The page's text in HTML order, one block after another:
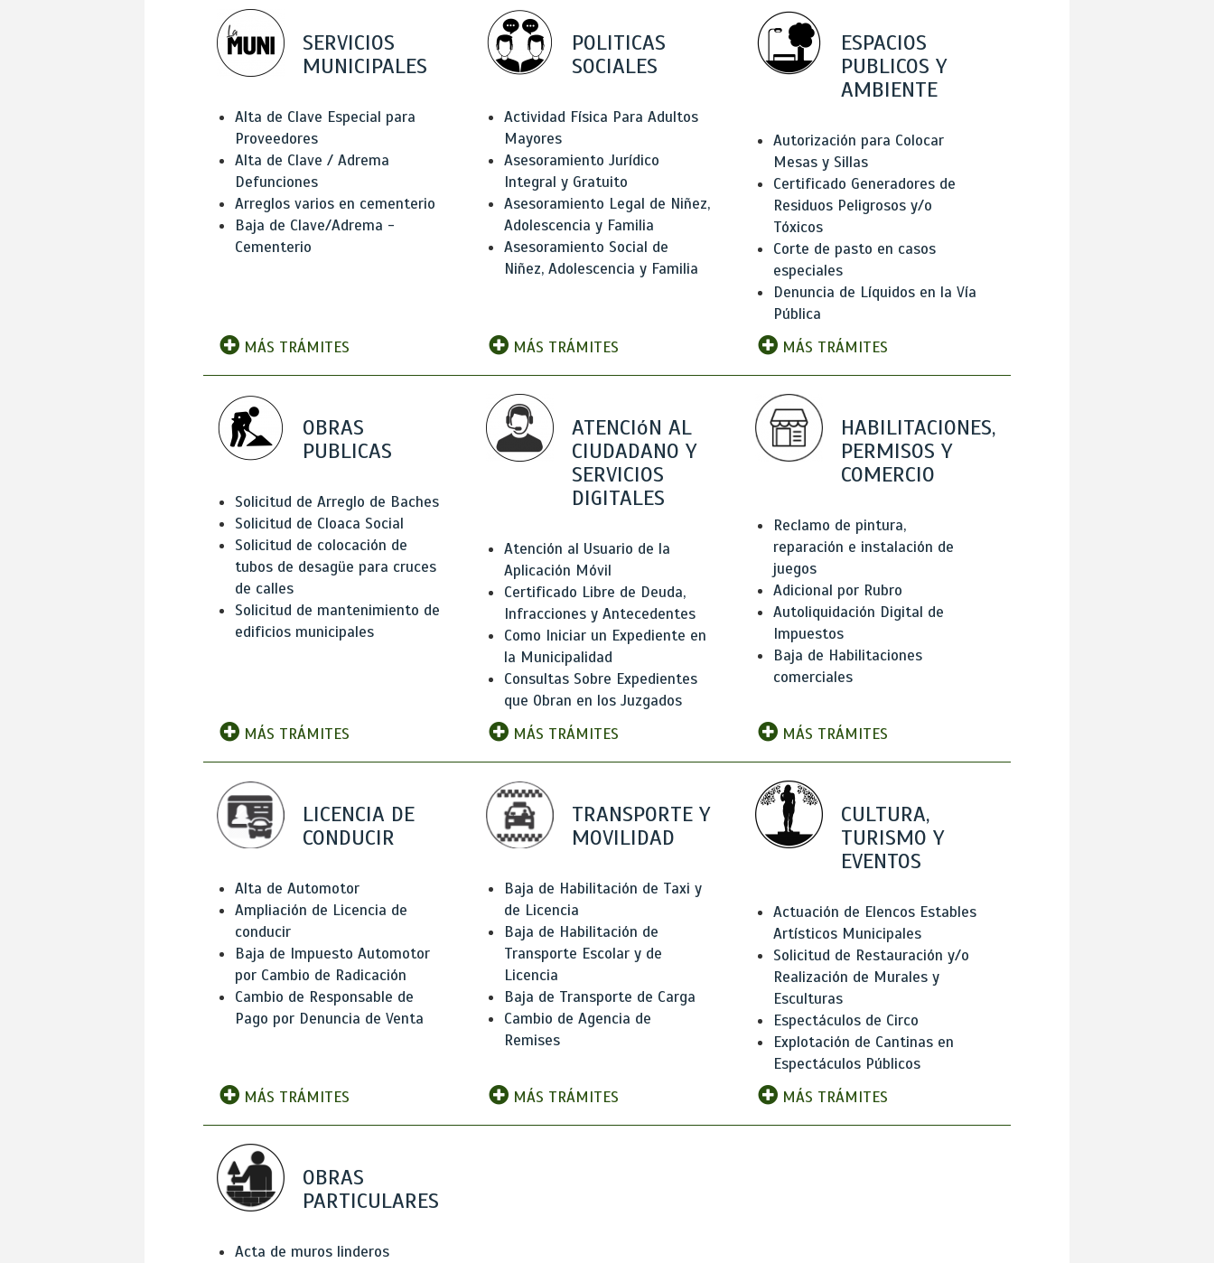
SERVICIOS
MUNICIPALES
Alta de Clave Especial para
Proveedores
Alta de Clave / Adrema
Defunciones
Arreglos varios en cementerio
Baja de Clave/Adrema -
Cementerio
MÁS TRÁMITES
POLITICAS
SOCIALES
Actividad Física Para Adultos
Mayores
Asesoramiento Jurídico
Integral y Gratuito
Asesoramiento Legal de Niñez,
Adolescencia y Familia
Asesoramiento Social de
Niñez, Adolescencia y Familia
MÁS TRÁMITES
ESPACIOS
PUBLICOS Y
AMBIENTE
Autorización para Colocar
Mesas y Sillas
Certificado Generadores de
Residuos Peligrosos y/o
Tóxicos
Corte de pasto en casos
especiales
Denuncia de Líquidos en la Vía
Pública
MÁS TRÁMITES
OBRAS
PUBLICAS
Solicitud de Arreglo de Baches
Solicitud de Cloaca Social
Solicitud de colocación de
tubos de desagüe para cruces
de calles
Solicitud de mantenimiento de
edificios municipales
MÁS TRÁMITES
ATENCIóN AL
CIUDADANO Y
SERVICIOS
DIGITALES
Atención al Usuario de la
Aplicación Móvil
Certificado Libre de Deuda,
Infracciones y Antecedentes
Como Iniciar un Expediente en
la Municipalidad
Consultas Sobre Expedientes
que Obran en los Juzgados
MÁS TRÁMITES
HABILITACIONES,
PERMISOS Y
COMERCIO
Reclamo de pintura,
reparación e instalación de
juegos
Adicional por Rubro
Autoliquidación Digital de
Impuestos
Baja de Habilitaciones
comerciales
MÁS TRÁMITES
LICENCIA DE
CONDUCIR
Alta de Automotor
Ampliación de Licencia de
conducir
Baja de Impuesto Automotor
por Cambio de Radicación
Cambio de Responsable de
Pago por Denuncia de Venta
MÁS TRÁMITES
TRANSPORTE Y
MOVILIDAD
Baja de Habilitación de Taxi y
de Licencia
Baja de Habilitación de
Transporte Escolar y de
Licencia
Baja de Transporte de Carga
Cambio de Agencia de
Remises
MÁS TRÁMITES
CULTURA,
TURISMO Y
EVENTOS
Actuación de Elencos Estables
Artísticos Municipales
Solicitud de Restauración y/o
Realización de Murales y
Esculturas
Espectáculos de Circo
Explotación de Cantinas en
Espectáculos Públicos
MÁS TRÁMITES
OBRAS
PARTICULARES
Acta de muros linderos